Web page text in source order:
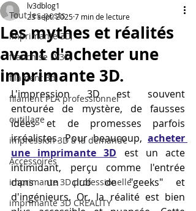
Tout les posts
imprimante 3D,
franchise LV3D,
filament 3d,
filament PLA professionnel
outillage
impression 3D à la demande
Accessoires
imprimante 3D professionelle
imprimante 3D CREALITY
Les mythes et réalités
avant d'acheter une
imprimante 3D.
lv3dblog1
23 sept. 20257 min de lecture
L'impression 3D est souvent
entourée de mystère, de fausses
idées et de promesses parfois
irréalistes. Pour beaucoup, acheter
une imprimante 3D est un acte
intimidant, perçu comme l'entrée
dans un club de "geeks" et
d'ingénieurs. Or, la réalité est bien